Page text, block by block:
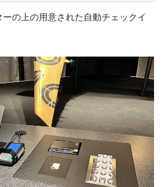
の上の用意された自動チェックイ